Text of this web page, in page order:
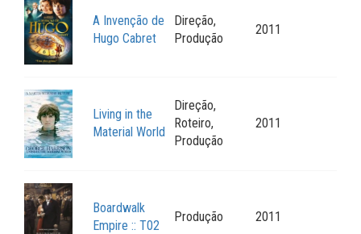
A Invenção de
Hugo Cabret
Direção,
Produção
2011
Living in the
Material World
Direção,
Roteiro,
Produção
2011
Boardwalk
Empire :: T02
Produção 2011